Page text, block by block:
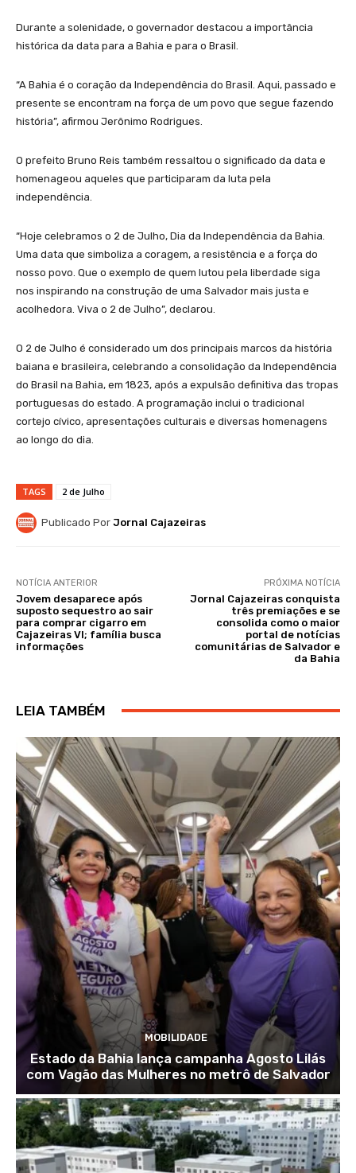
Durante a solenidade, o governador destacou a importância
histórica da data para a Bahia e para o Brasil.
“A Bahia é o coração da Independência do Brasil. Aqui, passado e
presente se encontram na força de um povo que segue fazendo
história”, afirmou Jerônimo Rodrigues.
O prefeito Bruno Reis também ressaltou o significado da data e
homenageou aqueles que participaram da luta pela
independência.
“Hoje celebramos o 2 de Julho, Dia da Independência da Bahia.
Uma data que simboliza a coragem, a resistência e a força do
nosso povo. Que o exemplo de quem lutou pela liberdade siga
nos inspirando na construção de uma Salvador mais justa e
acolhedora. Viva o 2 de Julho”, declarou.
O 2 de Julho é considerado um dos principais marcos da história
baiana e brasileira, celebrando a consolidação da Independência
do Brasil na Bahia, em 1823, após a expulsão definitiva das tropas
portuguesas do estado. A programação inclui o tradicional
cortejo cívico, apresentações culturais e diversas homenagens
ao longo do dia.
TAGS 2 de Julho
Publicado Por Jornal Cajazeiras
NOTÍCIA ANTERIOR
Jovem desaparece após
suposto sequestro ao sair
para comprar cigarro em
Cajazeiras VI; família busca
informações
PRÓXIMA NOTÍCIA
Jornal Cajazeiras conquista
três premiações e se
consolida como o maior
portal de notícias
comunitárias de Salvador e
da Bahia
LEIA TAMBÉM
MOBILIDADE
Estado da Bahia lança campanha Agosto Lilás
com Vagão das Mulheres no metrô de Salvador